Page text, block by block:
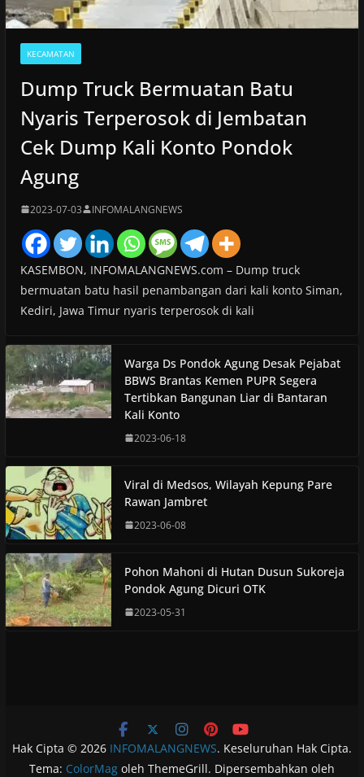
KECAMATAN
Dump Truck Bermuatan Batu
Nyaris Terperosok di Jembatan
Cek Dump Kali Konto Pondok
Agung
2023-07-03 INFOMALANGNEWS
KASEMBON, INFOMALANGNEWS.com – Dump truck
bermuatan batu hasil penambangan dari kali konto Siman,
Kediri, Jawa Timur nyaris terperosok di kali
Warga Ds Pondok Agung Desak Pejabat
BBWS Brantas Kemen PUPR Segera
Tertibkan Bangunan Liar di Bantaran
Kali Konto
2023-06-18
Viral di Medsos, Wilayah Kepung Pare
Rawan Jambret
2023-06-08
Pohon Mahoni di Hutan Dusun Sukoreja
Pondok Agung Dicuri OTK
2023-05-31
Hak Cipta © 2026 INFOMALANGNEWS. Keseluruhan Hak Cipta.
Tema: ColorMagoleh ThemeGrill. Dipersembahkan oleh